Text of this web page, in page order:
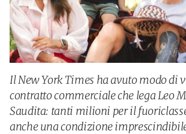
Il New York Times ha avuto modo di
contratto commerciale che lega Leo
Saudita: tanti milioni per il
anche una condizione